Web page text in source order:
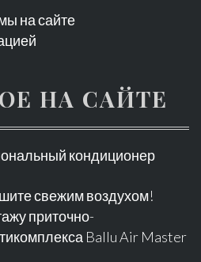
на сайте
НА САЙТЕ
кондиционер
свежим воздухом!
приточно-
Ballu Air Master